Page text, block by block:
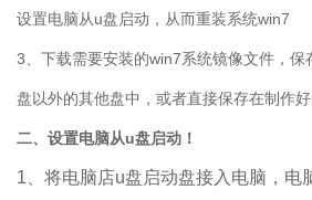
设置电脑从u盘启动，从而重装系统win7
3、下载需要安装的win7系统镜像文件，
盘以外的其他盘中，或者直接保存在制作
二、设置电脑从u盘启动！
1、将电脑店u盘启动盘接入电脑，电